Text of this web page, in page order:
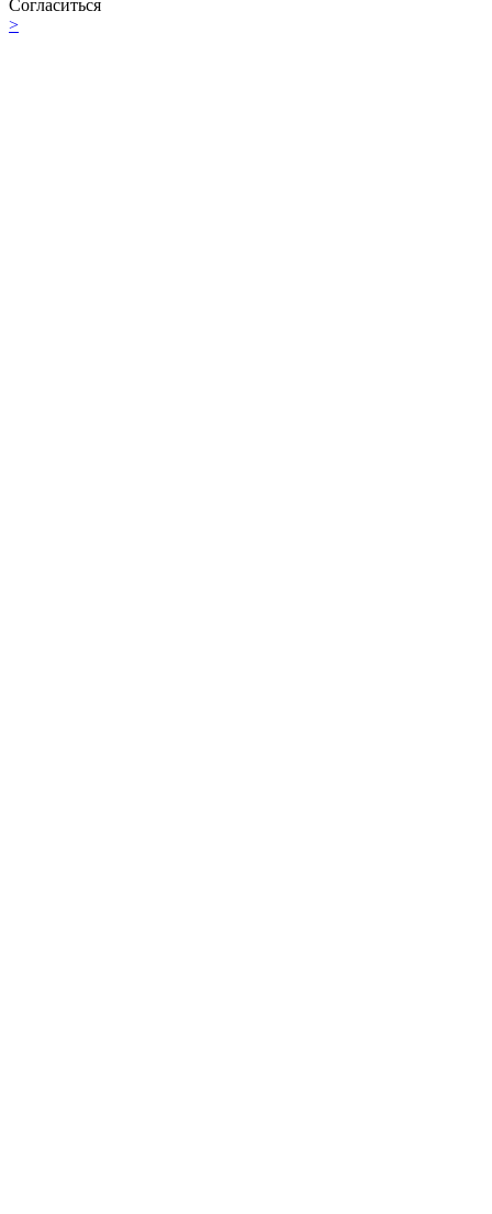
Согласиться
>